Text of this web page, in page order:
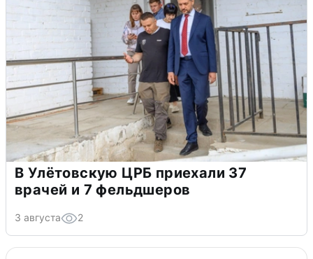
В Улётовскую ЦРБ приехали 37
врачей и 7 фельдшеров
3 августа 2